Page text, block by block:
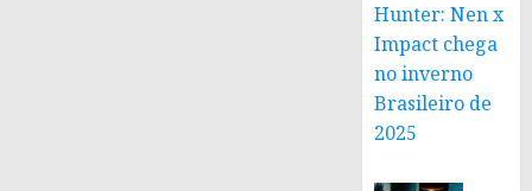
Hunter: Nen x
Impact chega
no inverno
Brasileiro de
2025